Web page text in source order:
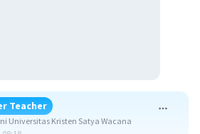
Teacher
Universitas Kristen Satya Wacana